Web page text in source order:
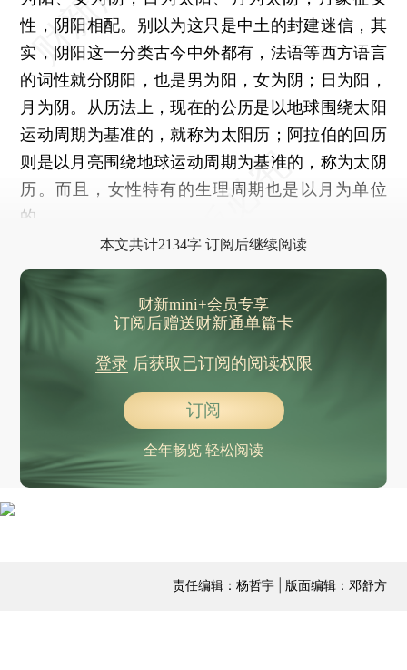
性，阴阳相配。别以为这只是中土的封建迷信，其
实，阴阳这一分类古今中外都有，法语等西方语言
的词性就分阴阳，也是男为阳，女为阴；日为阳，
月为阴。从历法上，现在的公历是以地球围绕太阳
运动周期为基准的，就称为太阳历；阿拉伯的回历
则是以月亮围绕地球运动周期为基准的，称为太阴
历。而且，女性特有的生理周期也是以月为单位
的。
本文共计2134字 订阅后继续阅读
财新mini+会员专享
订阅后赠送财新通单篇卡
登录后获取已订阅的阅读权限
订阅
全年畅览 轻松阅读
责任编辑：杨哲宇 | 版面编辑：邓舒方